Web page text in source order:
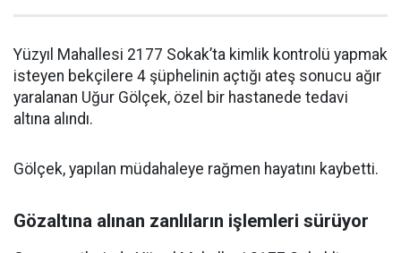
Yüzyıl Mahallesi 2177 Sokak’ta kimlik kontrolü yapmak
isteyen bekçilere 4 şüphelinin açtığı ateş sonucu ağır
yaralanan Uğur Gölçek, özel bir hastanede tedavi
altına alındı.
Gölçek, yapılan müdahaleye rağmen hayatını kaybetti.
Gözaltına alınan zanlıların işlemleri sürüyor